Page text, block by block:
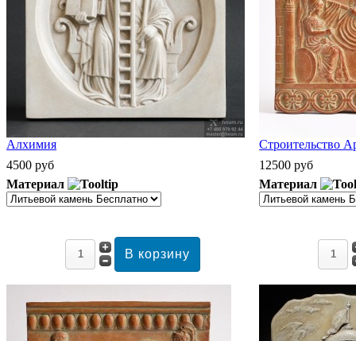
Алхимия
4500 руб
Материал
Строительство
12500 руб
Материал